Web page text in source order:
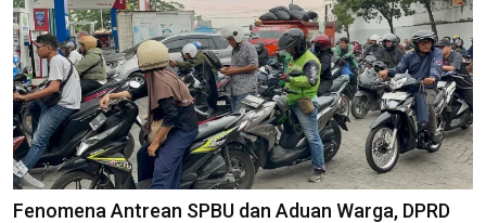
Fenomena Antrean SPBU dan Aduan Warga, DPRD